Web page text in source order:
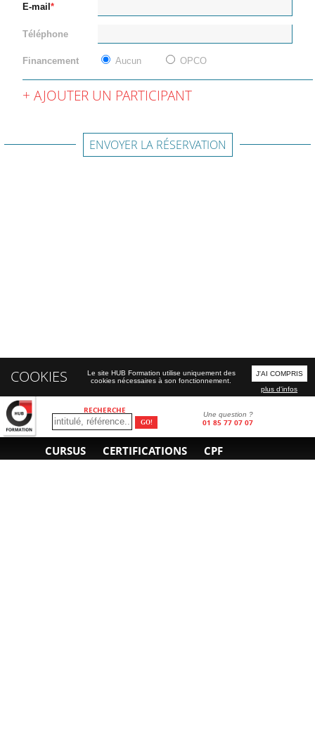
RECHERCHE Une question ?
01 85 77 07 07
CURSUS CERTIFICATIONS CPF
E-mail
Téléphone
Financement Aucun OPCO
AJOUTER UN PARTICIPANT
ENVOYER LA RÉSERVATION
COOKIES
Le site HUB Formation utilise uniquement des
cookies nécessaires à son fonctionnement.
J'AI COMPRIS
plus d'infos